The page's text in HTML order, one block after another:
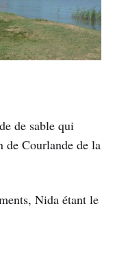
de sable qui
de Courlande de la
Nida étant le